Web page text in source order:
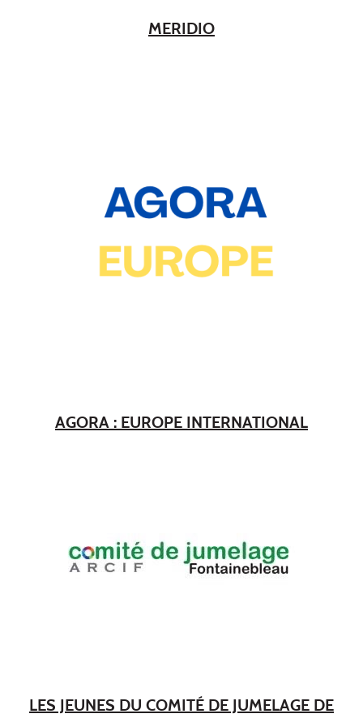
MERIDIO
AGORA : EUROPE INTERNATIONAL
LES JEUNES DU COMITÉ DE JUMELAGE DE